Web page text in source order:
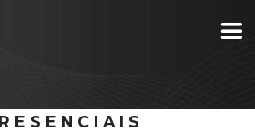
Contra a Aviação